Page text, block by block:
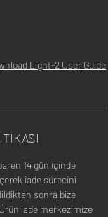
Light-2 User Guide
14 gün içinde
iade sürecini
sonra bize
iade merkezimize